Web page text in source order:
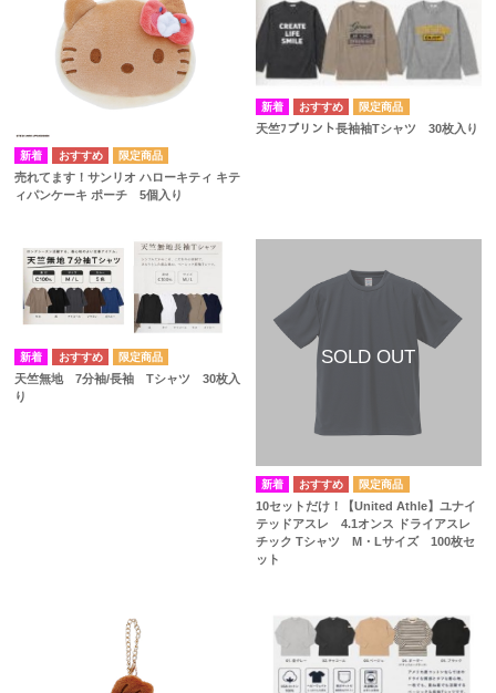
売れてます！サンリオ ハローキティ キテ
ィパンケーキ ポーチ 5個入り
天竺ﾌプリント長袖袖Tシャツ 30枚入り
天竺無地 7分袖/長袖 Tシャツ 30枚入
り
10セットだけ！【United Athle】ユナイ
テッドアスレ 4.1オンス ドライアスレ
チック Tシャツ M・Lサイズ 100枚セ
ット